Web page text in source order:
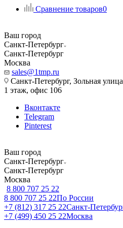
Сравнение товаров0
Ваш город
Санкт-Петербург
Санкт-Петербург
Москва
sales@1tmp.ru
Санкт-Петербург, Зольная
1 этаж, офис 106
Вконтакте
Telegram
Pinterest
Ваш город
Санкт-Петербург
Санкт-Петербург
Москва
8 800 707 25 22
8 800 707 25 22По России
+7 (812) 317 25 22Санкт-
+7 (499) 450 25 22Москва